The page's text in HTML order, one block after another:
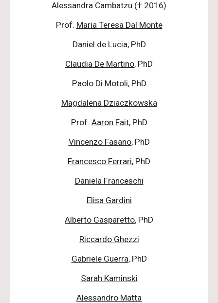
Alessandra Cambatzu († 2016)
Prof. Maria Teresa Dal Monte
Daniel de Lucia, PhD
Claudia De Martino, PhD
Paolo Di Motoli, PhD
Magdalena Dziaczkowska
Prof. Aaron Fait, PhD
Vincenzo Fasano, PhD
Francesco Ferrari, PhD
Daniela Franceschi
Elisa Gardini
Alberto Gasparetto, PhD
Riccardo Ghezzi
Gabriele Guerra, PhD
Sarah Kaminski
Alessandro Matta